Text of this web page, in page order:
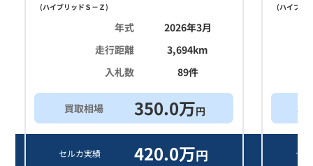
(ハイブリッドＳ－Ｚ)
年式
2026年3月
走行距離
3,694km
入札数
89件
買取相場 350.0万円
セルカ実績 420.0万円
(ハイブリ
セ